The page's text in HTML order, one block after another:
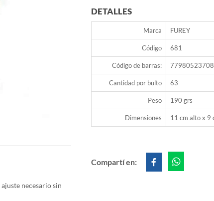
DETALLES
Marca FUREY
Código 681
Código de barras:
Cantidad por bulto 63
Peso 190 grs
Dimensiones 11 cm alto x 9
Compartí en:
ajuste necesario sin